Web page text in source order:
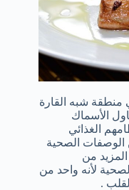
شبه القارة
الأسماك
الغذائي
الوصفات الصحية
من
لأنه واحد من
.